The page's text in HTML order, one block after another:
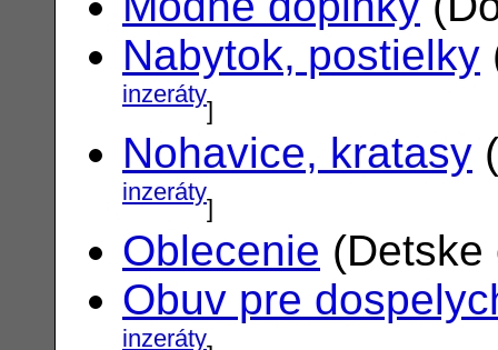
Nabytok, postielky
inzeráty]
Nohavice, kratasy
inzeráty]
Oblecenie
Obuv pre